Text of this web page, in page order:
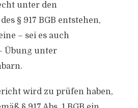
unter den
§ 917 BGB entstehen,
– sei es auch
Übung unter
wird zu prüfen haben,